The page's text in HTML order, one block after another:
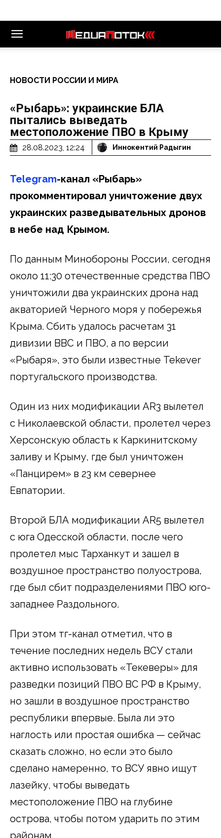
НОВОСТИ РОССИИ И МИРА
«Рыбарь»: украинские БЛА
пытались выведать
местоположение ПВО в Крыму
28.08.2023, 12:24 Иннокентий Радыгин
Telegram-канал «Рыбарь»
прокомментировал уничтожение двух
украинских разведывательных дронов
в небе над Крымом.
По данным Минобороны России, сегодня
около 11:30 отечественные средства ПВО
уничтожили два украинских дрона над
акваторией Черного моря у побережья
Крыма. Сбить удалось расчетам 31
дивизии ВВС и ПВО, а по версии
«Рыбаря», это были известные Tekever
португальского производства.
Один из них модификации AR3 вылетел
с Николаевской области, пролетел через
Херсонскую область к Каркинитскому
заливу и Крыму, где был уничтожен
«Панцирем» в 23 км севернее
Евпатории.
Второй БЛА модификации AR5 вылетел
с юга Одесской области, после чего
пролетел мыс Тарханкут и зашел в
воздушное пространство полуострова,
где был сбит подразделениями ПВО юго-
западнее Раздольного.
При этом тг-канал отметил, что в
течение последних недель ВСУ стали
активно использовать «Текеверы» для
разведки позиций ПВО ВС РФ в Крыму,
но зашли в воздушное пространство
республики впервые. Была ли это
наглость или простая ошибка — сейчас
сказать сложно, но если это было
сделано намеренно, то ВСУ явно ищут
лазейку, чтобы выведать
местоположение ПВО на глубине
острова, чтобы потом ударить по этим
районам.